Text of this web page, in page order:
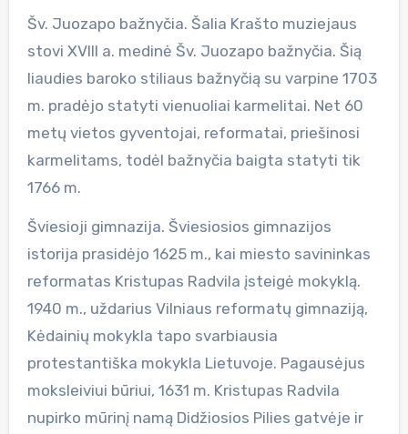
Šv. Juozapo bažnyčia. Šalia Krašto muziejaus
stovi XVIII a. medinė Šv. Juozapo bažnyčia. Šią
liaudies baroko stiliaus bažnyčią su varpine 1703
m. pradėjo statyti vienuoliai karmelitai. Net 60
metų vietos gyventojai, reformatai, priešinosi
karmelitams, todėl bažnyčia baigta statyti tik
1766 m.
Šviesioji gimnazija. Šviesiosios gimnazijos
istorija prasidėjo 1625 m., kai miesto savininkas
reformatas Kristupas Radvila įsteigė mokyklą.
1940 m., uždarius Vilniaus reformatų gimnaziją,
Kėdainių mokykla tapo svarbiausia
protestantiška mokykla Lietuvoje. Pagausėjus
moksleiviui būriui, 1631 m. Kristupas Radvila
nupirko mūrinį namą Didžiosios Pilies gatvėje ir